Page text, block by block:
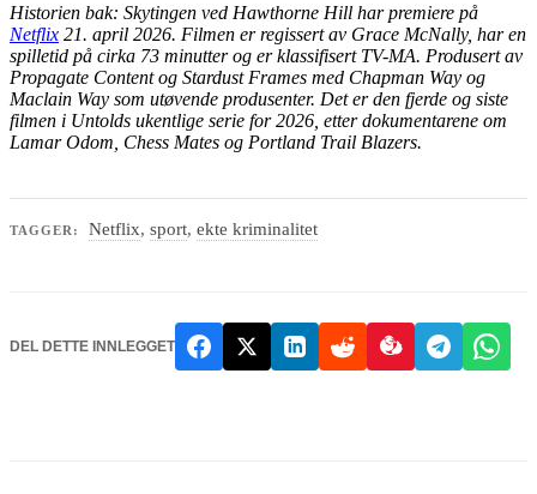
Historien bak: Skytingen ved Hawthorne Hill har premiere på
Netflix 21. april 2026. Filmen er regissert av Grace McNally, har en
spilletid på cirka 73 minutter og er klassifisert TV-MA. Produsert av
Propagate Content og Stardust Frames med Chapman Way og
Maclain Way som utøvende produsenter. Det er den fjerde og siste
filmen i Untolds ukentlige serie for 2026, etter dokumentarene om
Lamar Odom, Chess Mates og Portland Trail Blazers.
TAGGER: Netflix,sport,ekte kriminalitet
DEL DETTE INNLEGGET